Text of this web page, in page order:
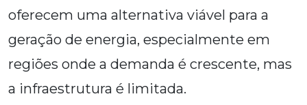
oferecem uma alternativa viável para a
geração de energia, especialmente em
regiões onde a demanda é crescente, mas
a infraestrutura é limitada.